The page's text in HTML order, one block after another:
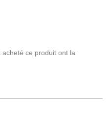
acheté ce produit ont la